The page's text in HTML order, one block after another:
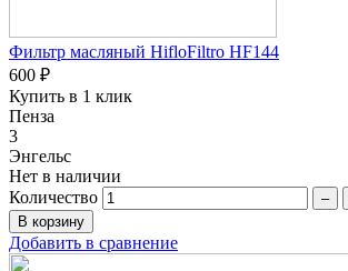
Фильтр масляный HifloFiltro HF144
600 ₽
Купить в 1 клик
Пенза
3
Энгельс
Нет в наличии
Количество
–
Добавить в сравнение